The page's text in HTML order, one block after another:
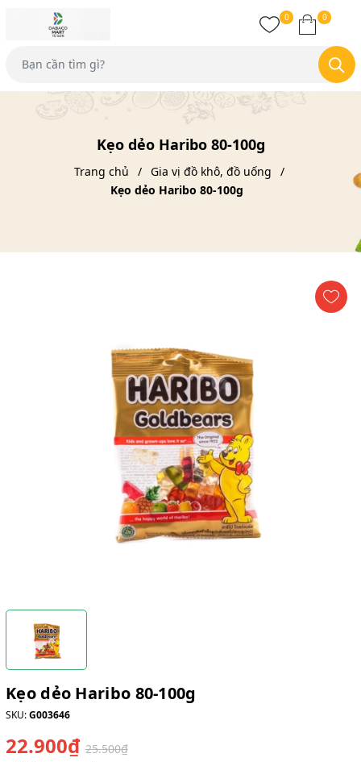
0 0
Kẹo dẻo Haribo 80-100g
Trang chủ
Gia vị đồ khô, đồ uống
Kẹo dẻo Haribo 80-100g
Kẹo dẻo Haribo 80-100g
SKU:G003646
22.900₫ 25.500₫